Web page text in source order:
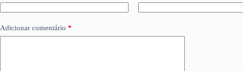
Adicionar comentário *